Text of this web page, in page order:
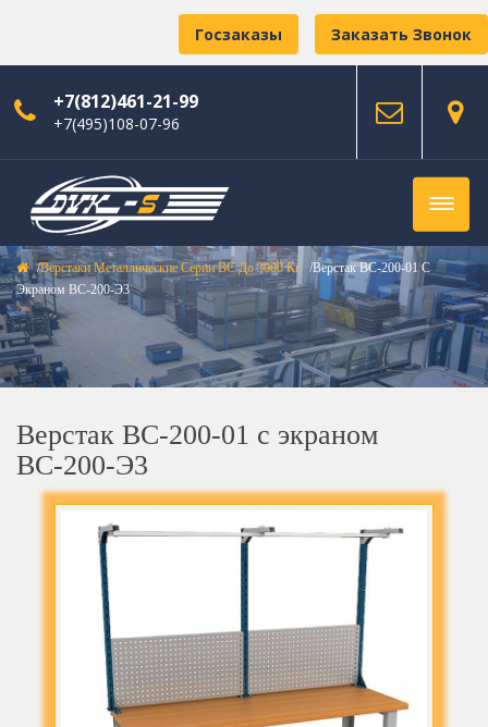
Заказать Звонок
Госзаказы
+7(812)461-21-99
+7(495)108-07-96
Верстаки Металлические Серии ВС До 3000 Кг
Верстак ВС-200-01 С
Экраном ВС-200-Э3
Верстак ВС-200-01 с экраном
ВС-200-Э3